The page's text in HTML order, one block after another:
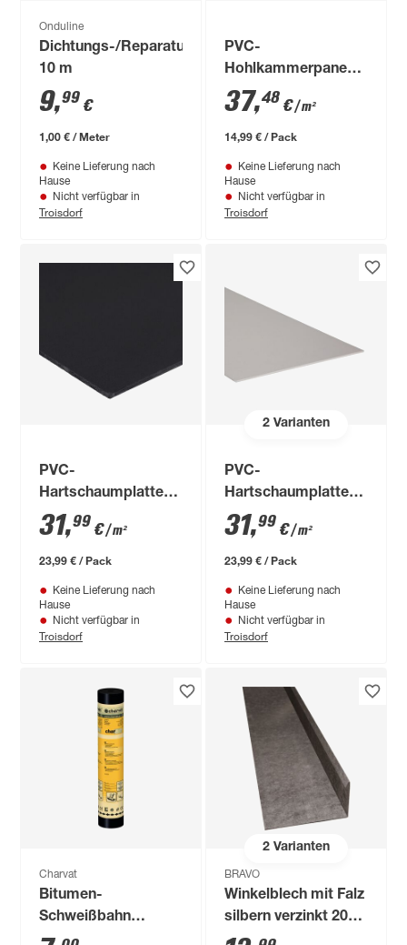
Onduline
Dichtungs-/Reparaturband
10 m
9,99 €
1,00 € / Meter
Keine Lieferung nach
Hause
Nicht verfügbar in
Troisdorf
PVC-
Hohlkammerpaneel
bronzefarben 200 x
20 cm
37,48 €/ m²
14,99 € / Pack
Keine Lieferung nach
Hause
Nicht verfügbar in
Troisdorf
PVC-
Hartschaumplatte
'Creativ' 150 x 50 cm
31,99 €/ m²
23,99 € / Pack
Keine Lieferung nach
Hause
Nicht verfügbar in
Troisdorf
2Varianten
PVC-
Hartschaumplatte
'Creativ' 150 x 50 cm
31,99 €/ m²
23,99 € / Pack
Keine Lieferung nach
Hause
Nicht verfügbar in
Troisdorf
Charvat
Bitumen-
Schweißbahn
'charBIT G200 S4'
2Varianten
BRAVO
Winkelblech mit Falz
silbern verzinkt 200
x 25 x 0,05 cm